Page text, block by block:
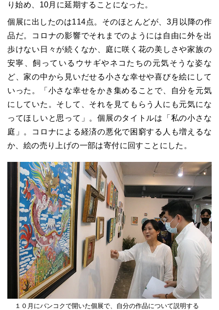
り始め、10月に延期することになった。
個展に出したのは114点。そのほとんどが、3月以降の作
品だ。コロナの影響でそれまでのようには自由に外を出
歩けない日々が続くなか、庭に咲く花の美しさや家族の
安寧、飼っているウサギやネコたちの元気そうな姿な
ど、家の中から見いだせる小さな幸せや喜びを絵にして
いった。「小さな幸せをかき集めることで、自分を元気
にしていた。そして、それを見てもらう人にも元気にな
ってほしいと思って」。個展のタイトルは「私の小さな
庭」。コロナによる経済の悪化で困窮する人も増えるな
か、絵の売り上げの一部は寄付に回すことにした。
１０月にバンコクで開いた個展で、自分の作品について説明する